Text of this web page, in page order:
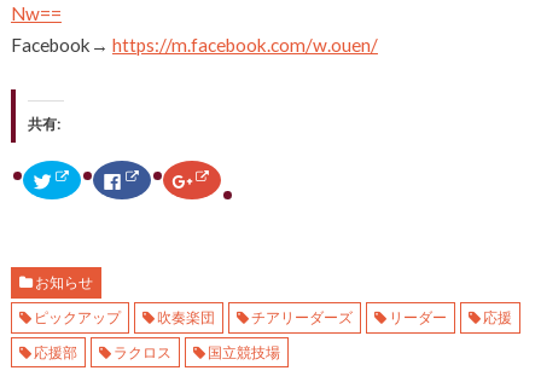
Nw==
Facebook→ https://m.facebook.com/w.ouen/
共有:
ク
ッ
T
w
i
t
t
e
r
で
F
c
共
す
る
に
ク
ッ
g
l
e
+
で
お知らせ
ピックアップ
吹奏楽団 チアリーダーズ リーダー
応援
応援部
ラクロス 国立競技場